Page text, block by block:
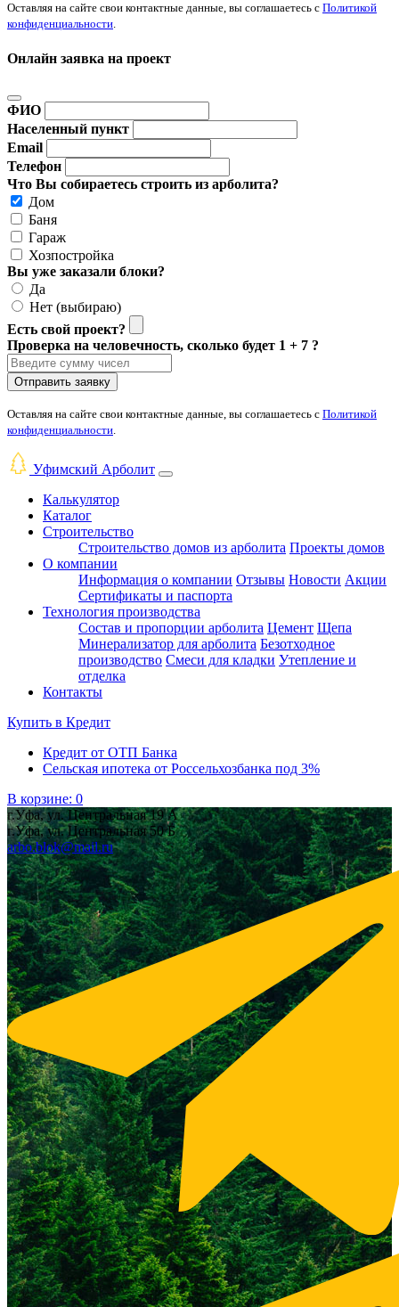
Оставляя на сайте свои контактные данные, вы соглашаетесь с Политикой
конфиденциальности.
Онлайн заявка на проект
ФИО
Населенный пункт
Email
Телефон
Что Вы собираетесь строить из арболита?
Дом
Баня
Гараж
Хозпостройка
Вы уже заказали блоки?
Да
Нет (выбираю)
Есть свой проект?
Проверка на человечность, сколько будет 1 + 7 ?
Отправить заявку
Оставляя на сайте свои контактные данные, вы соглашаетесь с Политикой
конфиденциальности
Уфимский Арболит
Калькулятор
Каталог
Строительство
Строительство домов из арболита Проекты домов
О компании
Информация о компании Отзывы Новости Акции
Сертификаты и паспорта
Технология производства
Состав и пропорции арболита Цемент Щепа
Минерализатор для арболита Безотходное
производство Смеси для кладки Утепление и
отделка
Контакты
Купить в Кредит
Кредит от ОТП Банка
Сельская ипотека от Россельхозбанка под 3%
В корзине: 0
г.Уфа, ул. Центральная 19 А
г.Уфа, ул. Центральная 50 Б
arbo.blok@mail.ru